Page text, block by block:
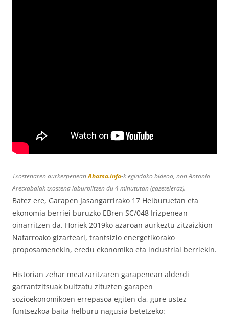
Txostenaren aurkezpeneanAhotsa.info-k egindako bideoa, non Antonio
Aretxabalak txostena laburbiltzen du 4 minututan (gazeteleraz).
Batez ere, Garapen Jasangarrirako 17 Helburuetan eta
ekonomia berriei buruzko EBren SC/048 Irizpenean
oinarritzen da. Horiek 2019ko azaroan aurkeztu zitzaizkion
Nafarroako gizarteari, trantsizio energetikorako
proposamenekin, eredu ekonomiko eta industrial berriekin.
Historian zehar meatzaritzaren garapenean alderdi
garrantzitsuak bultzatu zituzten garapen
sozioekonomikoen errepasoa egiten da, gure ustez
funtsezkoa baita helburu nagusia betetzeko: